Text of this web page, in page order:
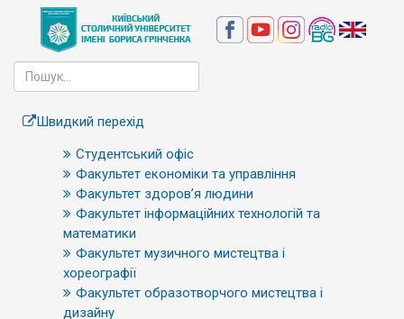
Швидкий перехід
Студентський офіс
Факультет економіки та управління
Факультет здоров’я людини
Факультет інформаційних технологій та
математики
Факультет музичного мистецтва і
хореографії
Факультет образотворчого мистецтва і
дизайну